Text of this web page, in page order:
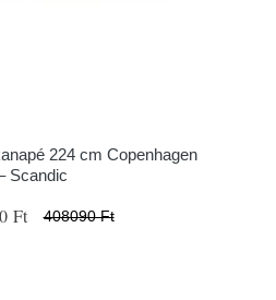
224 cm Copenhagen
Scandic
Ft 408090 Ft